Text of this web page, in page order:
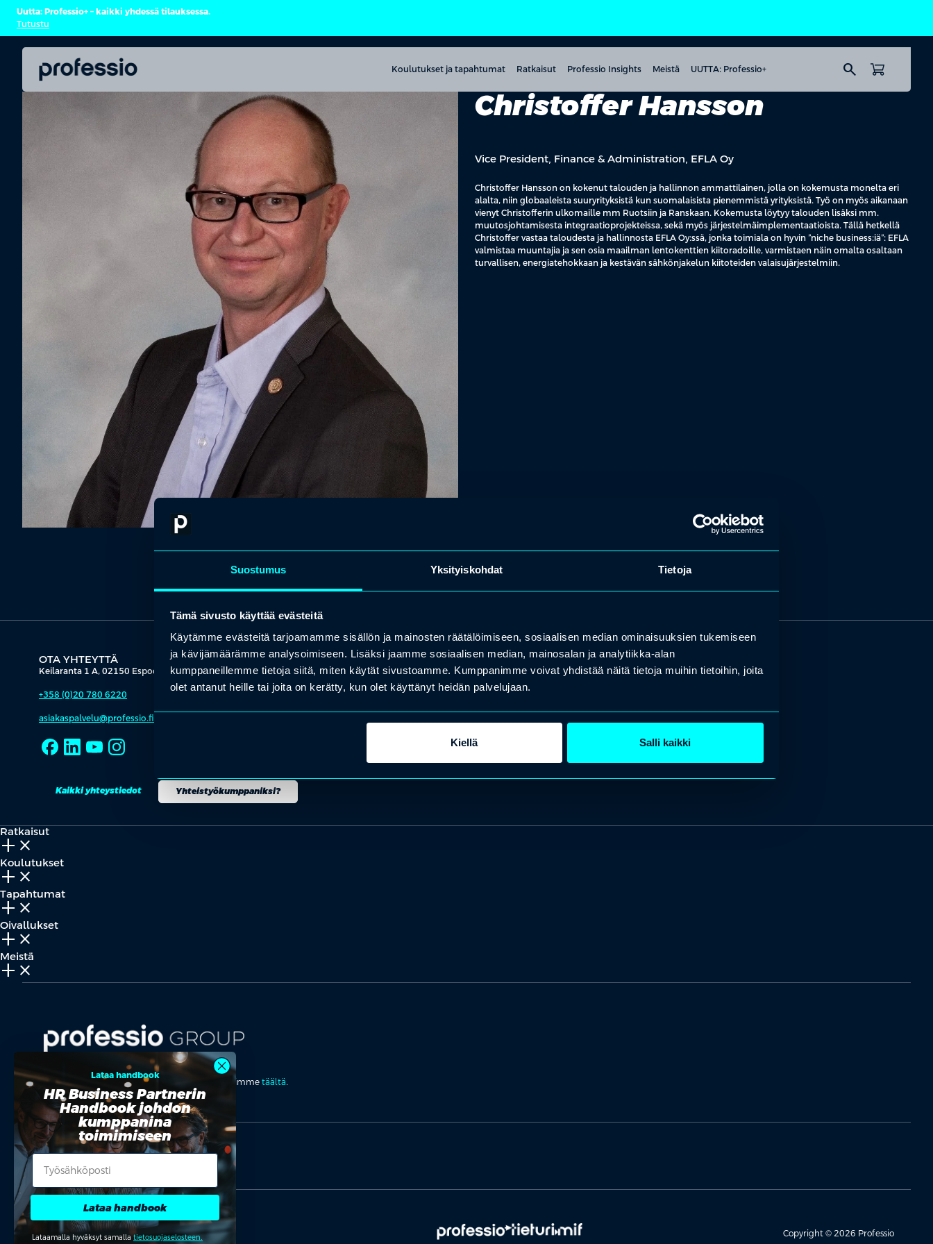
Suostumus Yksityiskohdat Tietoja
Tämä sivusto käyttää evästeitä
Käytämme evästeitä tarjoamamme sisällön ja mainosten räätälöimiseen, sosiaalisen median ominaisuuksien tukemiseen
ja kävijämäärämme analysoimiseen. Lisäksi jaamme sosiaalisen median, mainosalan ja analytiikka-alan
kumppaneillemme tietoja siitä, miten käytät sivustoamme. Kumppanimme voivat yhdistää näitä tietoja muihin tietoihin, joita
olet antanut heille tai joita on kerätty, kun olet käyttänyt heidän palvelujaan.
Kiellä Salli kaikki
Uutta: Professio+ – kaikki yhdessä tilauksessa.
Tutustu
Koulutukset ja tapahtumat Ratkaisut Professio Insights Meistä UUTTA: Professio+ search
Christoffer Hansson
Vice President, Finance & Administration, EFLA Oy
Christoffer Hansson on kokenut talouden ja hallinnon ammattilainen, jolla on kokemusta monelta eri
alalta, niin globaaleista suuryrityksistä kun suomalaisista pienemmistä yrityksistä. Työ on myös aikanaan
vienyt Christofferin ulkomaille mm Ruotsiin ja Ranskaan. Kokemusta löytyy talouden lisäksi mm.
muutosjohtamisesta integraatioprojekteissa, sekä myös järjestelmäimplementaatioista. Tällä hetkellä
Christoffer vastaa taloudesta ja hallinnosta EFLA Oy:ssä, jonka toimiala on hyvin ”niche business:iä”: EFLA
valmistaa muuntajia ja sen osia maailman lentokenttien kiitoradoille, varmistaen näin omalta osaltaan
turvallisen, energiatehokkaan ja kestävän sähkönjakelun kiitoteiden valaisujärjestelmiin.
OTA YHTEYTTÄ
Keilaranta 1 A, 02150 Espoo
+358 (0)20 780 6220
asiakaspalvelu@professio.fi
Kaikki yhteystiedot Yhteistyökumppaniksi?
Ratkaisut
add_2 close
Koulutukset
add_2 close
Tapahtumat
add_2 close
Oivallukset
add_2 close
Meistä
add_2 close
Missiona maailman osaavin kansa.
Lue lisää Professio Groupista ja tutustu brändeihimme täältä.
Tietosuojaseloste Evästeseloste Evästeasetukset Copyright © 2026 Professio
Lataa handbook
HR Business Partnerin
Handbook johdon
kumppanina
toimimiseen
Sähköposti
Lataa handbook
Lataamalla hyväksyt samalla tietosuojaselosteen.